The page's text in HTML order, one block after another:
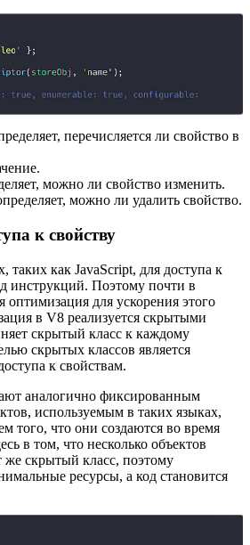
перечисляется ли свойство в
можно ли свойство изменить.
можно ли удалить свойство.
к свойству
таких как JavaScript, для доступа к
инструкций. Поэтому почти в
для ускорения этого
в V8 реализуется скрытыми
скрытый класс к каждому
скрытых классов является
к свойствам.
аналогично фиксированным
используемым в таких языках,
того, что они создаются во время
в том, что несколько объектов
же скрытый класс, поэтому
ресурсы, а код становится